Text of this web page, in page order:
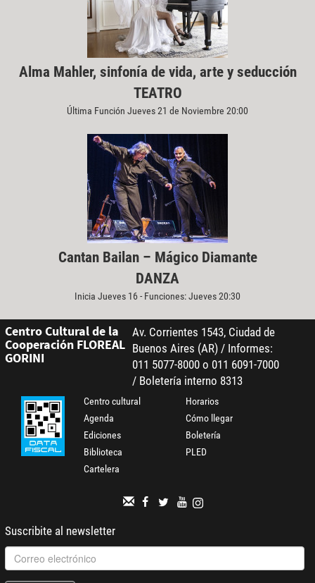
Alma Mahler, sinfonía de vida, arte y seducción
TEATRO
Última Función Jueves 21 de Noviembre 20:00
Cantan Bailan – Mágico Diamante
DANZA
Inicia Jueves 16 - Funciones: Jueves 20:30
Centro Cultural de la
Cooperación FLOREAL
GORINI
Av. Corrientes 1543, Ciudad de
Buenos Aires (AR) / Informes:
011 5077-8000 o 011 6091-7000
/ Boletería interno 8313
Centro cultural
Agenda
Ediciones
Biblioteca
Cartelera
Horarios
Cómo llegar
Boletería
PLED
Suscribite al newsletter